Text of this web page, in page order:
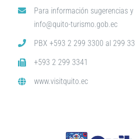
Para información sugerencias
info@quito-turismo.gob.ec
PBX +593 2 299 3300 al 299
+593 2 299 3341
www.visitquito.ec